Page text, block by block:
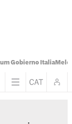
Gobierno Italia